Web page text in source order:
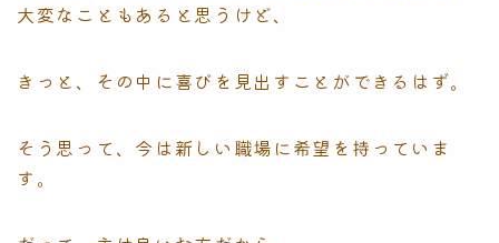
大変なこともあると思うけど、
きっと、その中に喜びを見出すことができるはず。
そう思って、今は新しい職場に希望を持っていま
す。